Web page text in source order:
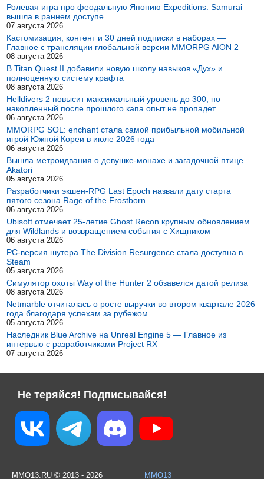
Ролевая игра про феодальную Японию Expeditions: Samurai
вышла в раннем доступе
07 августа 2026
Кастомизация, контент и 30 дней подписки в наборах —
Главное с трансляции глобальной версии MMORPG AION 2
08 августа 2026
В Titan Quest II добавили новую школу навыков «Дух» и
полноценную систему крафта
08 августа 2026
Helldivers 2 повысит максимальный уровень до 300, но
накопленный после прошлого капа опыт не пропадет
06 августа 2026
MMORPG SOL: enchant стала самой прибыльной мобильной
игрой Южной Кореи в июле 2026 года
06 августа 2026
Вышла метроидвания о девушке-монахе и загадочной птице
Akatori
05 августа 2026
Разработчики экшен-RPG Last Epoch назвали дату старта
пятого сезона Rage of the Frostborn
06 августа 2026
Ubisoft отмечает 25-летие Ghost Recon крупным обновлением
для Wildlands и возвращением события с Хищником
06 августа 2026
PC-версия шутера The Division Resurgence стала доступна в
Steam
05 августа 2026
Симулятор охоты Way of the Hunter 2 обзавелся датой релиза
08 августа 2026
Netmarble отчиталась о росте выручки во втором квартале 2026
года благодаря успехам за рубежом
05 августа 2026
Наследник Blue Archive на Unreal Engine 5 — Главное из
интервью с разработчиками Project RX
07 августа 2026
Не теряйся! Подписывайся!
MMO13.RU © 2013 - 2026 MMO13